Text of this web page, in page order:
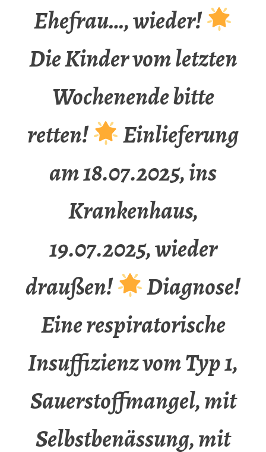
Ehefrau…, wieder!
Die Kinder vom letzten
Wochenende bitte
retten!
Einlieferung
am 18.07.2025, ins
Krankenhaus,
19.07.2025, wieder
draußen!
Diagnose!
Eine respiratorische
Insuffizienz vom Typ 1,
Sauerstoffmangel, mit
Selbstbenässung, mit